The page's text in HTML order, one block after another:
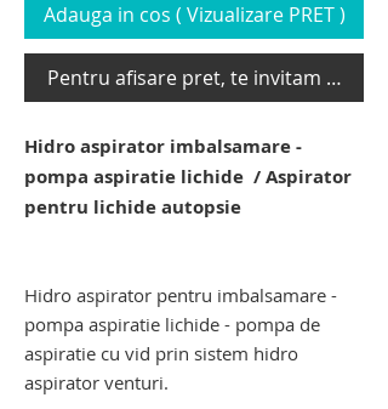
Adauga in cos ( Vizualizare PRET )
Pentru afisare pret, te invitam sa te
Hidro aspirator imbalsamare -
pompa aspiratie lichide / Aspirator
pentru lichide autopsie
Hidro aspirator pentru imbalsamare -
pompa aspiratie lichide - pompa de
aspiratie cu vid prin sistem hidro
aspirator venturi.